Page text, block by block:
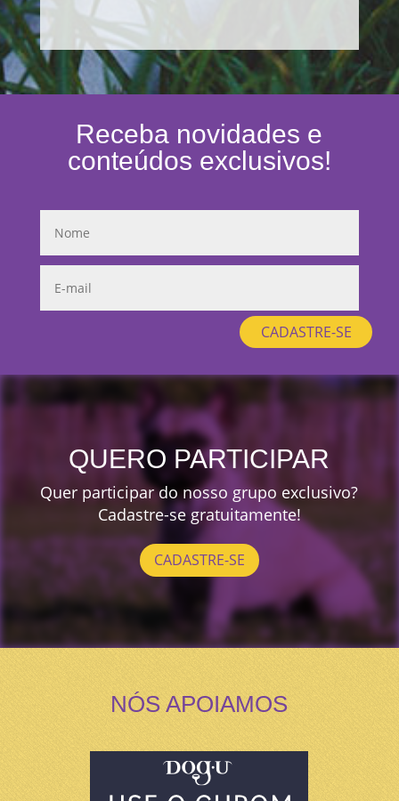
Receba novidades e
conteúdos exclusivos!
CADASTRE-SE
QUERO PARTICIPAR
Quer participar do nosso grupo exclusivo?
Cadastre-se gratuitamente!
CADASTRE-SE
NÓS APOIAMOS